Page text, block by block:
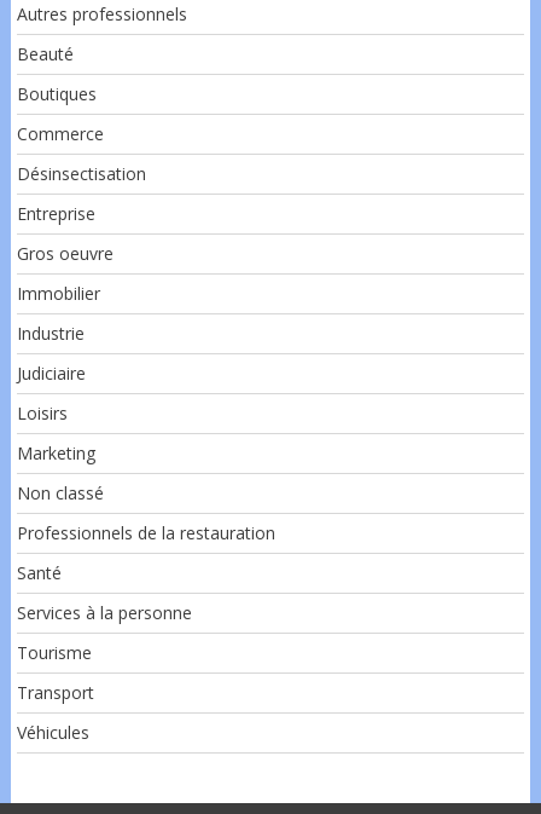
Autres professionnels
Beauté
Boutiques
Commerce
Désinsectisation
Entreprise
Gros oeuvre
Immobilier
Industrie
Judiciaire
Loisirs
Marketing
Non classé
Professionnels de la restauration
Santé
Services à la personne
Tourisme
Transport
Véhicules